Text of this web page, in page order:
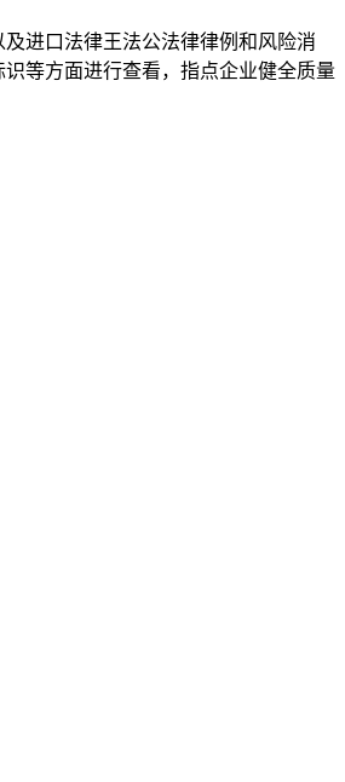
进口法律王法公法律律例和风险消
等方面进行查看，指点企业健全质量